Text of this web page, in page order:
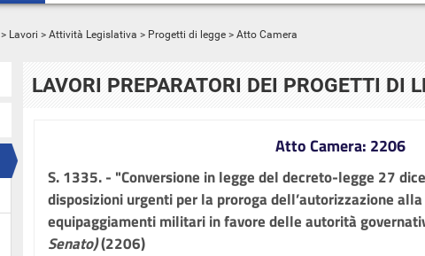
> Lavori > Attività Legislativa > Progetti di legge > Atto Camera
LAVORI PREPARATORI DEI PROGETTI DI
Atto Camera: 2206
S. 1335. - "Conversione in legge del decreto-legge 27
disposizioni urgenti per la proroga dell’autorizzazione
equipaggiamenti militari in favore delle autorità
Senato)(2206)